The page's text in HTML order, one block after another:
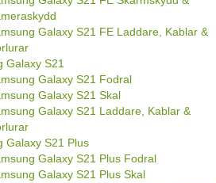
Galaxy S21 FE Laddare, Kablar &
Galaxy S21
Galaxy S21 Fodral
Galaxy S21 Skal
Galaxy S21 Laddare, Kablar &
Galaxy S21 Plus
Galaxy S21 Plus Fodral
Galaxy S21 Plus Skal